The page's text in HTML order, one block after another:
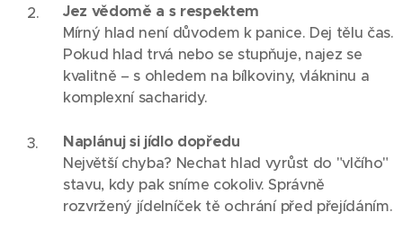
Jez vědomě a s respektem
Mírný hlad není důvodem k panice. Dej tělu čas.
Pokud hlad trvá nebo se stupňuje, najez se
kvalitně – s ohledem na bílkoviny, vlákninu a
komplexní sacharidy.
Naplánuj si jídlo dopředu
Největší chyba? Nechat hlad vyrůst do "vlčího"
stavu, kdy pak sníme cokoliv. Správně
rozvržený jídelníček tě ochrání před přejídáním.